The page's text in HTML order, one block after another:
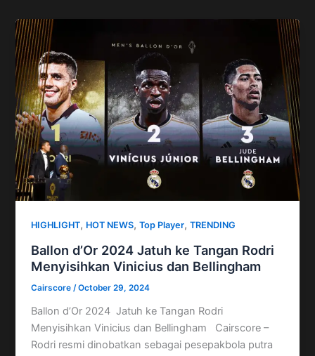
HIGHLIGHT, HOT NEWS,Top Player,TRENDING
Ballon d’Or 2024 Jatuh ke Tangan Rodri
Menyisihkan Vinicius dan Bellingham
Cairscore /October 29, 2024
Ballon d’Or 2024 Jatuh ke Tangan Rodri
Menyisihkan Vinicius dan Bellingham Cairscore –
Rodri resmi dinobatkan sebagai pesepakbola putra